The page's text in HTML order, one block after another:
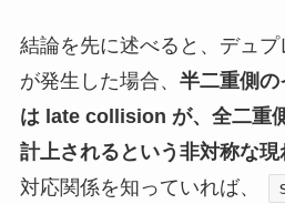
結論を先に述べると、デュ
が発生した場合、 半二重側の
は late collision が、全二重
計上されるという非対称な
対応関係を知っていれば、